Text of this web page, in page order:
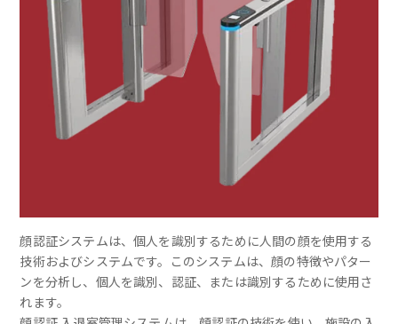
顔認証システムは、個人を識別するために人間の顔を使用する
技術およびシステムです。このシステムは、顔の特徴やパター
ンを分析し、個人を識別、認証、または識別するために使用さ
れます。